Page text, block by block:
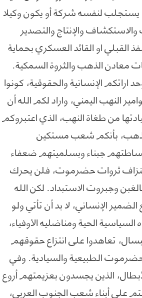
لنفسه شركة أو يكون وكيلا
والإنتاج والتصدير
او القائد العسكري بحماية
معادن الذهب والثروة السمكية.
الإنسانية والحقوقية، كونوا
اليمني، واراد لكم الله أن
من طغاة النهب، الذي اعتبروكم
بأنكم شعب مستكين
جبناء وبسلميتهم ضعفاء
ثروات حضرموت، فلن يحرك
وجبروت الاستبداد. لكن الله
الإنساني، لا بد أن تأتي ولو
الحية ومناضليه الأوفياء،
تعاهدوا على انتزاع حقوقهم
الطبيعية والسيادية. وفي
الذين يجسدون بعزيمتهم أروع
على أبناء شعب الجنوب العربي،